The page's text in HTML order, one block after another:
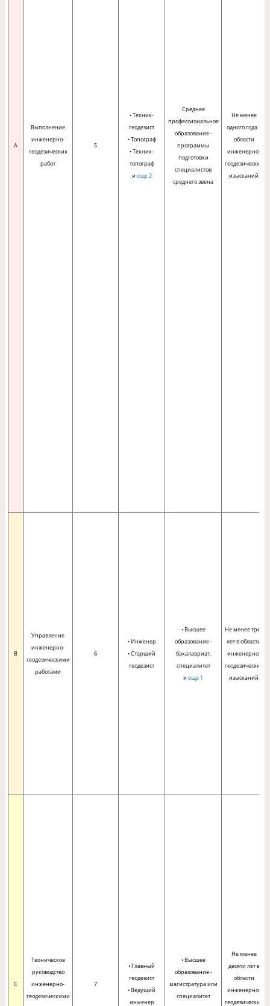
A
Выполнение
инженерно-
геодезических
работ
5
• Техник-
геодезист
• Топограф
• Техник-
топограф
и еще 2
Среднее
профессиональное
образование -
программы
подготовки
специалистов
среднего звена
Не менее
одного года в
области
инженерно-
геодезических
изысканий
B
Управление
инженерно-
геодезическими
работами
6
• Инженер
• Старший
геодезист
• Высшее
образование -
бакалавриат,
специалитет
иеще 1
Не менее трех
лет в области
инженерно-
геодезических
изысканий
C
Техническое
руководство
инженерно-
геодезическими
7
• Главный
геодезист
• Ведущий
инженер
• Высшее
образование -
магистратура или
специалитет
Не менее
десяти лет в
области
инженерно-
геодезических